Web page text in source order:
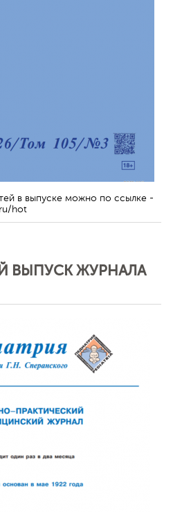
в выпуске можно по ссылке -
hot
ВЫПУСК ЖУРНАЛА